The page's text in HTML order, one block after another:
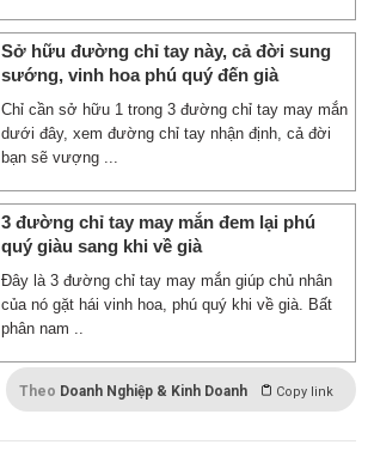
Sở hữu đường chỉ tay này, cả đời sung
sướng, vinh hoa phú quý đến già
Chỉ cần sở hữu 1 trong 3 đường chỉ tay may mắn
dưới đây, xem đường chỉ tay nhận định, cả đời
bạn sẽ vượng ...
3 đường chỉ tay may mắn đem lại phú
quý giàu sang khi về già
Đây là 3 đường chỉ tay may mắn giúp chủ nhân
của nó gặt hái vinh hoa, phú quý khi về già. Bất
phân nam ..
Theo Doanh Nghiệp & Kinh Doanh Copy link